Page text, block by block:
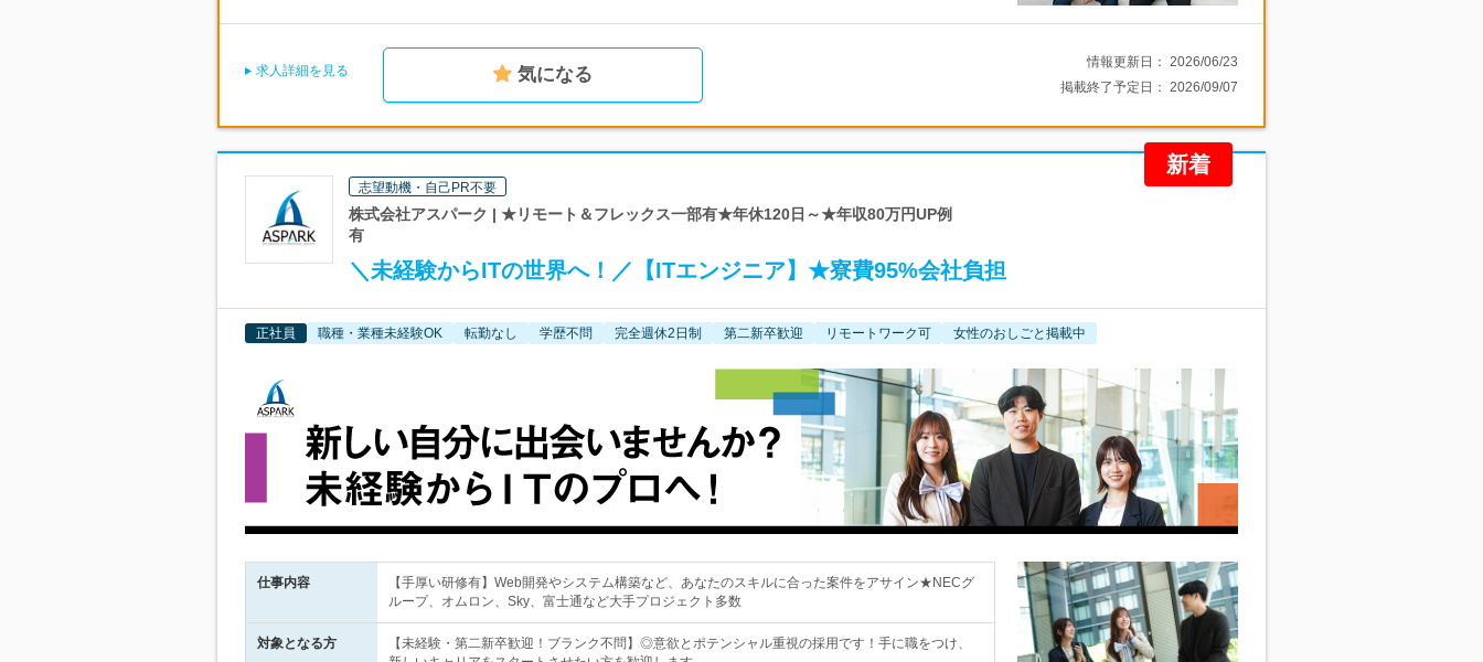
求人詳細を見る 気になる
情報更新日： 2026/06/23
掲載終了予定日： 2026/09/07
新着
志望動機・自己PR不要
株式会社アスパーク | ★リモート＆フレックス一部有★年休120日～★年収80万円UP例
有
＼未経験からITの世界へ！／【ITエンジニア】★寮費95%会社負担
正社員 職種・業種未経験OK 転勤なし 学歴不問 完全週休2日制 第二新卒歓迎 リモートワーク可 女性のおしごと掲載中
仕事内容
【手厚い研修有】Web開発やシステム構築など、あなたのスキルに合った案件をアサイン★NECグ
ループ、オムロン、Sky、富士通など大手プロジェクト多数
対象となる方
【未経験・第二新卒歓迎！ブランク不問】◎意欲とポテンシャル重視の採用です！手に職をつけ、